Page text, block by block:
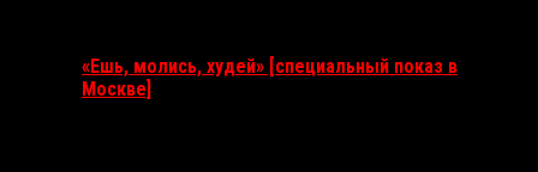
«Ешь, молись, худей» [специальный показ в
Москве]